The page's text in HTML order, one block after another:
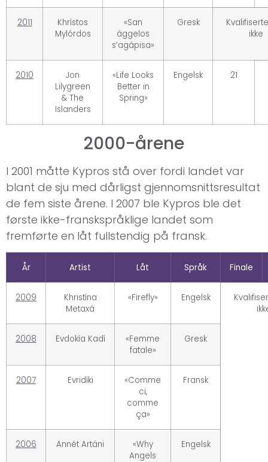
2011
Khrístos
Mylórdos
«San
ággelos
s’agápisa»
Gresk
ikke
2010
Jon
Lilygreen
& The
Islanders
«Life Looks
Better in
Spring»
Engelsk 21
2000-årene
I 2001 måtte Kypros stå over fordi landet var
blant de sju med dårligst gjennomsnittsresultat
de fem siste årene. I 2007 ble Kypros ble det
første ikke-franskspråklige landet som
fremførte en låt fullstendig på fransk.
År Artist Låt Språk Finale
2009
Khristína
Metaxá
«Firefly» Engelsk
2008 Evdokía Kadí
«Femme
fatale»
Gresk
2007 Evridíki
«Comme
ci,
comme
ça»
Fransk
2006 Annét Artáni
«Why
Angels
Engelsk